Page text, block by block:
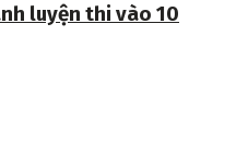
luyện thi vào 10